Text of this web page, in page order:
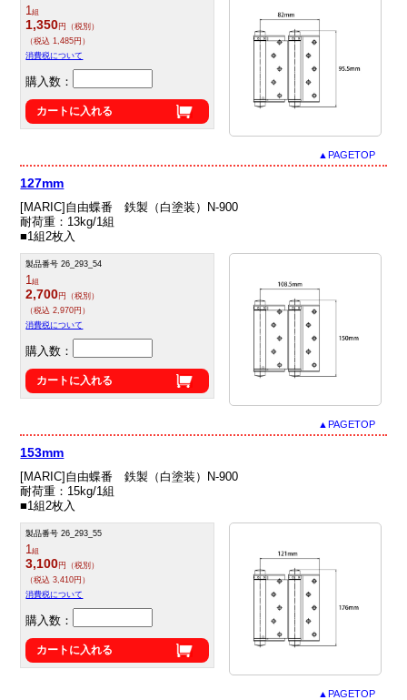
1組
1,350円（税別）
（税込 1,485円）
消費税について
購入数：
カートに入れる
▲PAGETOP
127mm
[MARIC]自由蝶番 鉄製（白塗装）N-900
耐荷重：13kg/1組
■1組2枚入
製品番号 26_293_54
1組
2,700円（税別）
（税込 2,970円）
消費税について
購入数：
カートに入れる
▲PAGETOP
153mm
[MARIC]自由蝶番 鉄製（白塗装）N-900
耐荷重：15kg/1組
■1組2枚入
製品番号 26_293_55
1組
3,100円（税別）
（税込 3,410円）
消費税について
購入数：
カートに入れる
▲PAGETOP